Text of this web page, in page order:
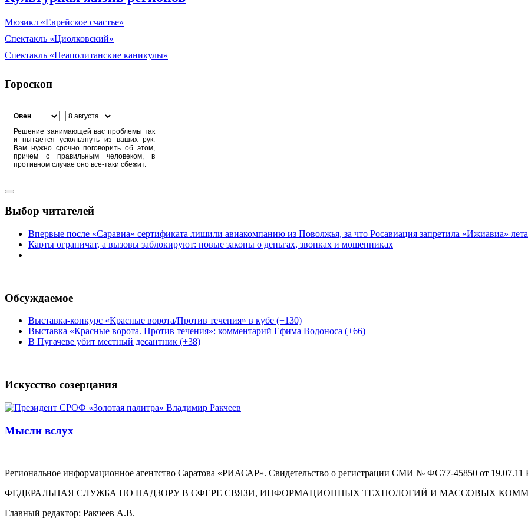
Мюзикл «Еврейское счастье»
Спектакль «Циолковский»
Спектакль «Неаполитанские каникулы»
Гороскоп
Решение занимающей вас проблемы так
и пытается ускользнуть из ваших рук.
Вам нужно срочно поговорить об этом,
причем с правильным человеком, в
противном случае оно все-таки сбежит.
Выбор читателей
Впервые после «Саравиа» сертификата лишили авиакомпанию из Поволжья, за что Росавиация запретила «Ижиавиа»
Карты ограничат, а вызовы заблокируют: новые законы о деньгах, звонках и мошенниках
Обсуждаемое
Выставка-конкурс «Красные ворота/Против течения» в кубе (+130)
Выставка «Красные ворота. Против течения»: комментарий Ефима Водоноса (+66)
В Пугачеве убит местный десантник (+38)
Искусство созерцания
Мысли вслух
Региональное информационное агентство Саратова «РИАСАР». Свидетельство о регистрации СМИ № ФС77-45850 от
ФЕДЕРАЛЬНАЯ СЛУЖБА ПО НАДЗОРУ В СФЕРЕ СВЯЗИ, ИНФОРМАЦИОННЫХ ТЕХНОЛОГИЙ И МАССОВЫХ
Главный редактор: Ракчеев А.В.